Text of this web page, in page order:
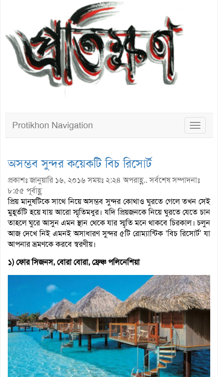
Toggle
Protikhon Navigation
অসম্ভব সুন্দর কয়েকটি বিচ রিসোর্ট
প্রকাশঃ জানুয়ারি ১৬, ২০১৬ সময়ঃ ২:২৪ অপরাহ্ণ.. সর্বশেষ সম্পাদনাঃ
৮:৫৫ পূর্বাহ্ণ
প্রিয় মানুষটিকে সাথে নিয়ে অসম্ভব সুন্দর কোথাও ঘুরতে গেলে তখন সেই
মুহূর্তটি হয়ে যায় আরো স্মৃতিমধুর। যদি প্রিয়জনকে নিয়ে ঘুরতে যেতে চান
তাহলে ঘুরে আসুন এমন স্থান থেকে যার স্মৃতি মনে থাকবে চিরকাল। চলুন
আজ দেখে নিই এমনই অসাধারণ সুন্দর ৫টি রোম্যান্টিক ‘বিচ রিসোর্ট’ যা
আপনার ভ্রমণকে করবে স্বরণীয়।
১) ফোর সিজনস, বোরা বোরা, ফ্রেঞ্চ পলিনেশিয়া